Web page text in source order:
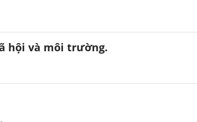
hội và môi trường.